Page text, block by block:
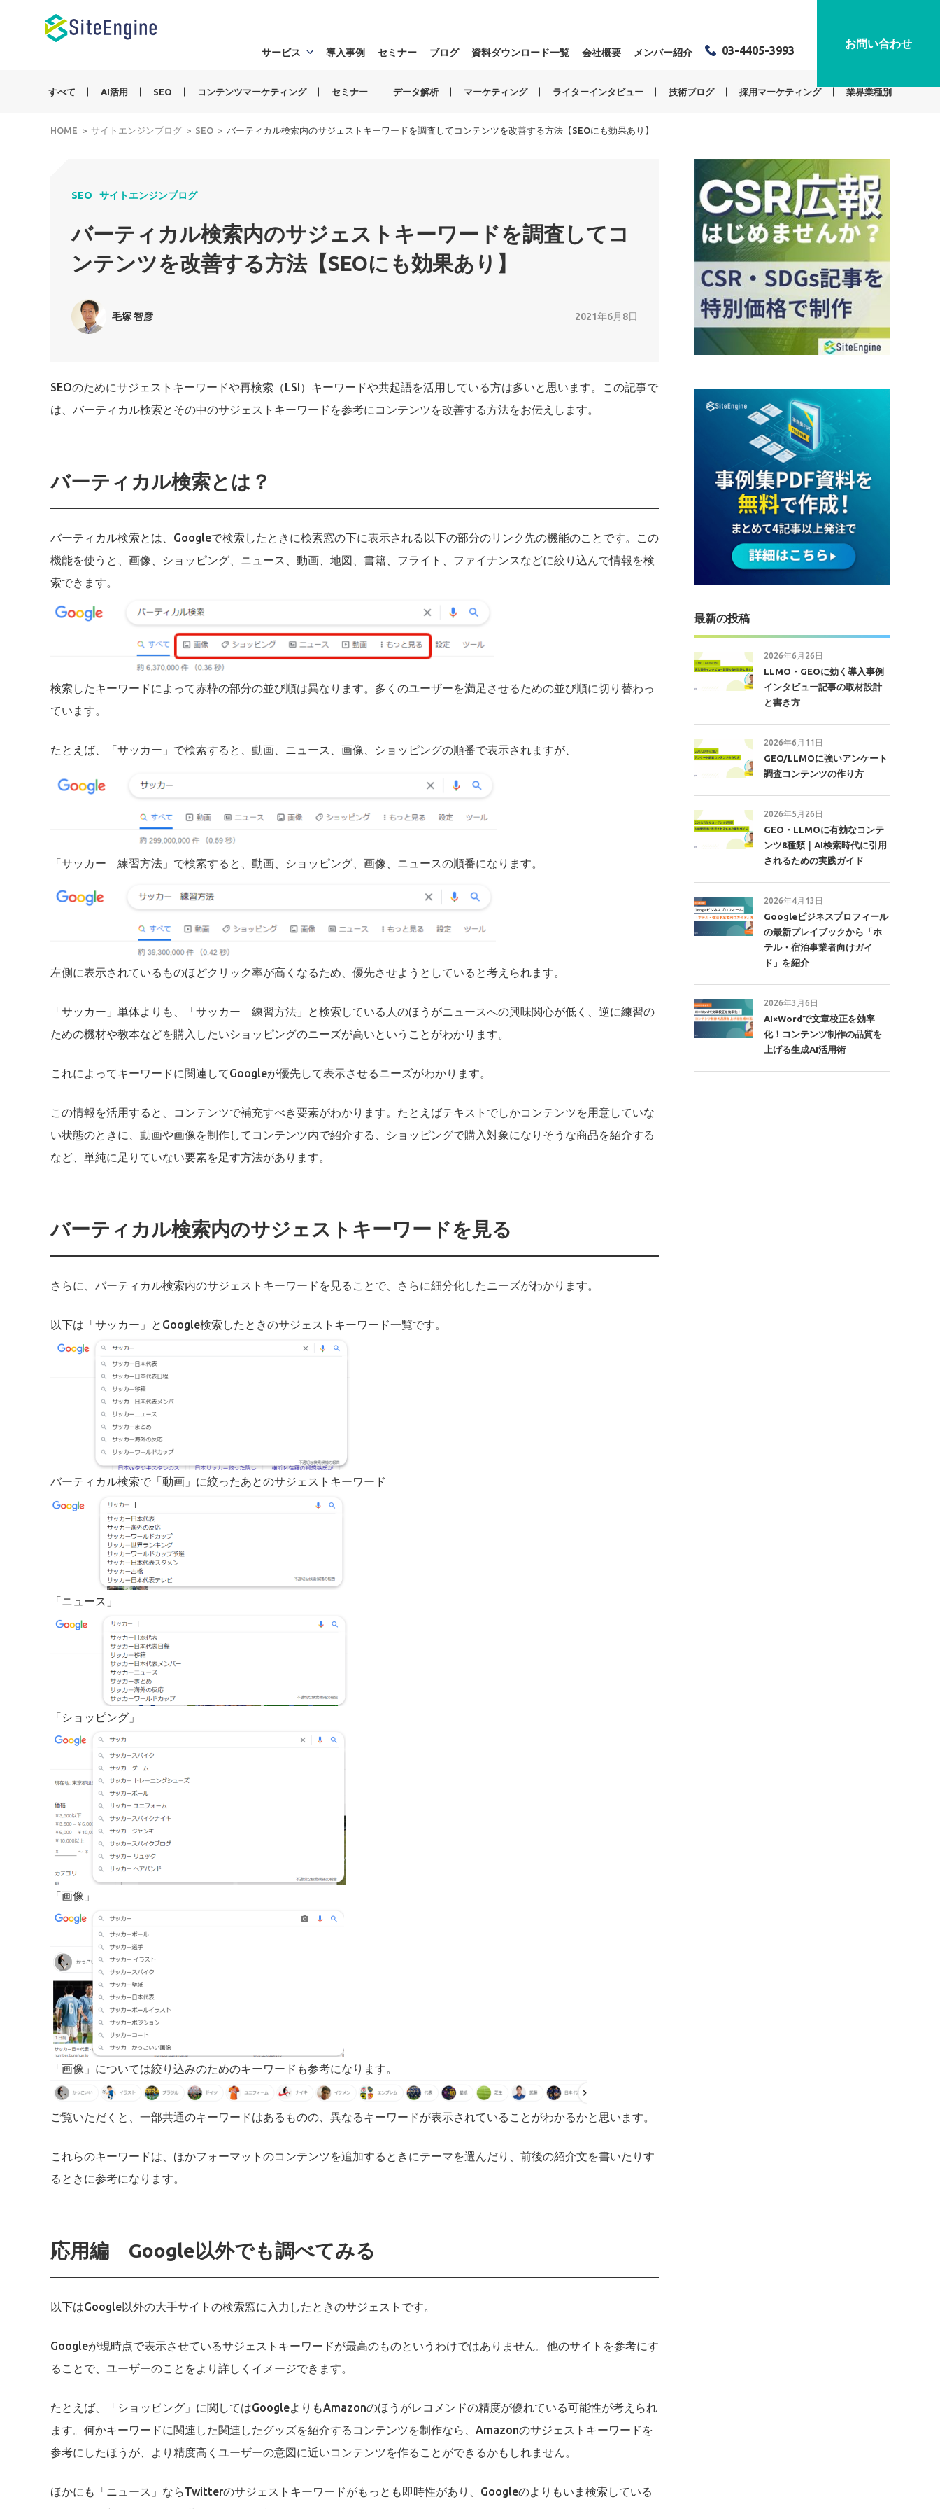
サービス 導入事例 セミナー ブログ 資料ダウンロード一覧 会社概要 メンバー紹介 03-4405-3993
お問い合わせ
すべて AI活用 SEO コンテンツマーケティング セミナー データ解析 マーケティング ライターインタビュー 技術ブログ 採用マーケティング 業界業種別
HOME サイトエンジンブログ SEO バーティカル検索内のサジェストキーワードを調査してコンテンツを改善する方法【SEOにも効果あり】
SEO サイトエンジンブログ
バーティカル検索内のサジェストキーワードを調査してコ
ンテンツを改善する方法【SEOにも効果あり】
毛塚 智彦 2021年6月8日
SEOのためにサジェストキーワードや再検索（LSI）キーワードや共起語を活用している方は多いと思います。この記事で
は、バーティカル検索とその中のサジェストキーワードを参考にコンテンツを改善する方法をお伝えします。
バーティカル検索とは？
バーティカル検索とは、Googleで検索したときに検索窓の下に表示される以下の部分のリンク先の機能のことです。この
機能を使うと、画像、ショッピング、ニュース、動画、地図、書籍、フライト、ファイナンスなどに絞り込んで情報を検
索できます。
検索したキーワードによって赤枠の部分の並び順は異なります。多くのユーザーを満足させるための並び順に切り替わっ
ています。
たとえば、「サッカー」で検索すると、動画、ニュース、画像、ショッピングの順番で表示されますが、
「サッカー 練習方法」で検索すると、動画、ショッピング、画像、ニュースの順番になります。
左側に表示されているものほどクリック率が高くなるため、優先させようとしていると考えられます。
「サッカー」単体よりも、「サッカー 練習方法」と検索している人のほうがニュースへの興味関心が低く、逆に練習の
ための機材や教本などを購入したいショッピングのニーズが高いということがわかります。
これによってキーワードに関連してGoogleが優先して表示させるニーズがわかります。
この情報を活用すると、コンテンツで補充すべき要素がわかります。たとえばテキストでしかコンテンツを用意していな
い状態のときに、動画や画像を制作してコンテンツ内で紹介する、ショッピングで購入対象になりそうな商品を紹介する
など、単純に足りていない要素を足す方法があります。
バーティカル検索内のサジェストキーワードを見る
さらに、バーティカル検索内のサジェストキーワードを見ることで、さらに細分化したニーズがわかります。
以下は「サッカー」とGoogle検索したときのサジェストキーワード一覧です。
バーティカル検索で「動画」に絞ったあとのサジェストキーワード
「ニュース」
「ショッピング」
「画像」
「画像」については絞り込みのためのキーワードも参考になります。
ご覧いただくと、一部共通のキーワードはあるものの、異なるキーワードが表示されていることがわかるかと思います。
これらのキーワードは、ほかフォーマットのコンテンツを追加するときにテーマを選んだり、前後の紹介文を書いたりす
るときに参考になります。
応用編 Google以外でも調べてみる
以下はGoogle以外の大手サイトの検索窓に入力したときのサジェストです。
Googleが現時点で表示させているサジェストキーワードが最高のものというわけではありません。他のサイトを参考にす
ることで、ユーザーのことをより詳しくイメージできます。
たとえば、「ショッピング」に関してはGoogleよりもAmazonのほうがレコメンドの精度が優れている可能性が考えられ
ます。何かキーワードに関連した関連したグッズを紹介するコンテンツを制作なら、Amazonのサジェストキーワードを
参考にしたほうが、より精度高くユーザーの意図に近いコンテンツを作ることができるかもしれません。
ほかにも「ニュース」ならTwitterのサジェストキーワードがもっとも即時性があり、Googleのよりもいま検索している
最新の投稿
2026年6月26日
LLMO・GEOに効く導入事例
インタビュー記事の取材設計
と書き方
2026年6月11日
GEO/LLMOに強いアンケート
調査コンテンツの作り方
2026年5月26日
GEO・LLMOに有効なコンテ
ンツ8種類｜AI検索時代に引用
されるための実践ガイド
2026年4月13日
Googleビジネスプロフィール
の最新プレイブックから「ホ
テル・宿泊事業者向けガイ
ド」を紹介
2026年3月6日
AI×Wordで文章校正を効率
化！コンテンツ制作の品質を
上げる生成AI活用術